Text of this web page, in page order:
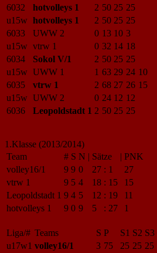
6032
hotvolleys 1 2 50 25 25
u15w hotvolleys 1 2 50 25 25
6033
UWW 2 0 13 10 3
u15w vtrw 1 0 32 14 18
6034
Sokol V/1 2 50 25 25
u15w UWW 1 1 63 29 24 10
6035
vtrw 1 2 68 27 26 15
u15w UWW 2 0 24 12 12
6036
Leopoldstadt 1 2 50 25 25
1.Klasse (2013/2014)
Team
# S N | Sätze | PNK
volley16/1
9 9 0 27 : 1
27
vtrw 1
9 5 4 18 : 15
15
Leopoldstadt 1 9 4 5 12 : 19
11
hotvolleys 1
9 0 9 5 : 27 1
Liga/# Teams S P S1 S2 S3
u17w1 volley16/1 3 75 25 25 25